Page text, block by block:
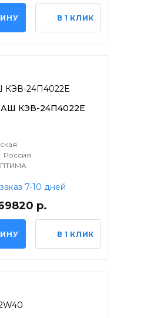
В 1 КЛИК
КЭВ-24П4022Е
Россия
7-10 дней
р.
В 1 КЛИК